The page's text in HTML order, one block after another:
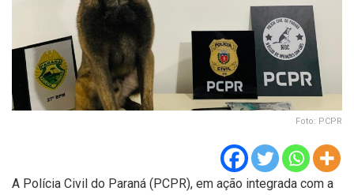
Foto: PCPR
A Polícia Civil do Paraná (PCPR), em ação integrada com a